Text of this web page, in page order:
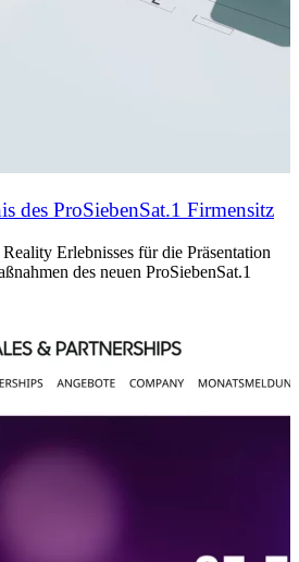
des ProSiebenSat.1 Firmensitz
Erlebnisses für die Präsentation
des neuen ProSiebenSat.1